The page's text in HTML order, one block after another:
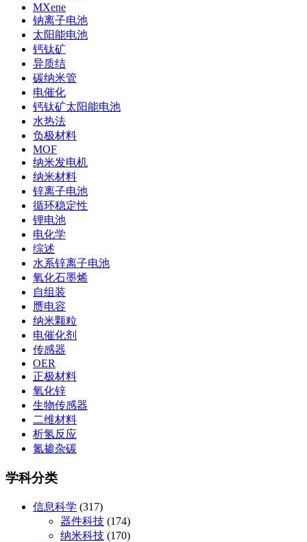
MXene
钠离子电池
太阳能电池
钙钛矿
异质结
碳纳米管
电催化
钙钛矿太阳能电池
水热法
负极材料
MOF
纳米发电机
纳米材料
锌离子电池
循环稳定性
锂电池
电化学
综述
水系锌离子电池
氧化石墨烯
自组装
赝电容
纳米颗粒
电催化剂
传感器
OER
正极材料
氧化锌
生物传感器
二维材料
析氢反应
氮掺杂碳
学科分类
信息科学 (317)
器件科技 (174)
纳米科技 (170)